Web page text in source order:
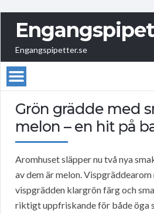
Engangspipetter.se
Grön grädde med
melon – en hit på
Aromhuset släpper nu två nya
av dem är melon.
vispgrädden klargrön färg och
riktigt uppfriskande för både öga